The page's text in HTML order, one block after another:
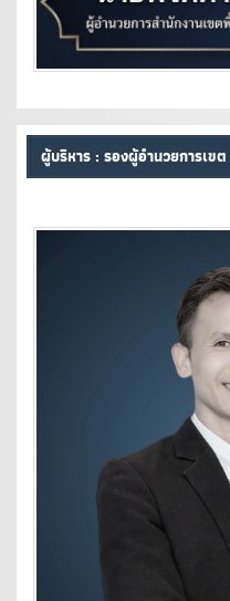
ผู้บริหาร : รองผู้อำนวยการเขต